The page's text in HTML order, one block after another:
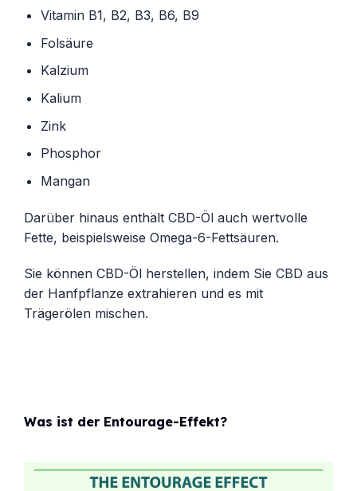
Vitamin B1, B2, B3, B6, B9
Folsäure
Kalzium
Kalium
Zink
Phosphor
Mangan
Darüber hinaus enthält CBD-Öl auch wertvolle
Fette, beispielsweise Omega-6-Fettsäuren.
Sie können CBD-Öl herstellen, indem Sie CBD aus
der Hanfpflanze extrahieren und es mit
Trägerölen mischen.
Was ist der Entourage-Effekt?